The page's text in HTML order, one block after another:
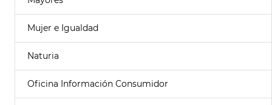
Mujer e Igualdad
Naturia
Oficina Información Consumidor